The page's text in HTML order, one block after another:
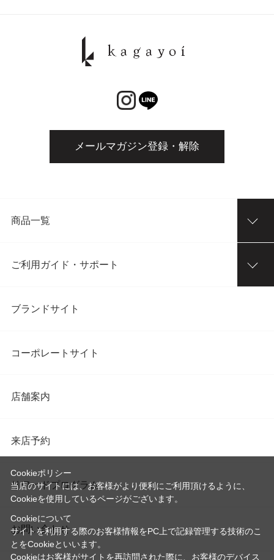
メールマガジン登録・解除
商品一覧
ご利用ガイド・サポート
ブランドサイト
コーポレートサイト
店舗案内
来店予約
リワードプログラム
お問い合わせ
Cookieポリシー
当店のサイトには、お客様がより便利にご利用頂けるように、
Cookieを使用しているページがございます。
Cookieについて
サイトを利用する際のお客様情報をPC上で記録管理する技術のこ
とをCookieといいます。
Cookieはお客様がサイトを再訪問された際に、お客様のデバイス